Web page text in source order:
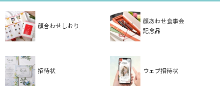
顔合わせしおり
顔あわせ食事会
記念品
招待状 ウェブ招待状